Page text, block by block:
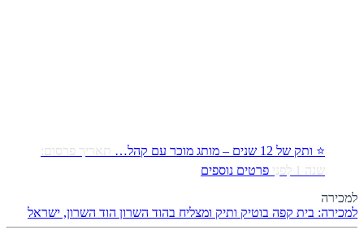
⭐ ותק של 12 שנים – מותג מוכר עם קהל…
תאריך פרסום:
שנה 1 לִפנֵי
פרטים נוספים
למכירה
למכירה: בית קפה בוטיק ותיק ומצליח בהוד השרון הוד השרון, ישראל